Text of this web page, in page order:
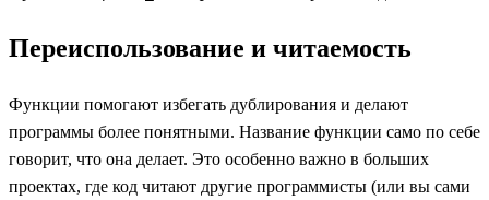
Переиспользование и читаемость
Функции помогают избегать дублирования и делают
программы более понятными. Название функции само по себе
говорит, что она делает. Это особенно важно в больших
проектах, где код читают другие программисты (или вы сами